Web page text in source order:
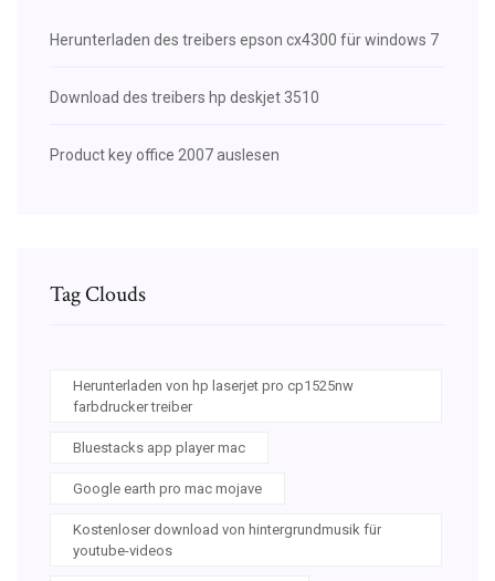
Herunterladen des treibers epson cx4300 für windows 7
Download des treibers hp deskjet 3510
Product key office 2007 auslesen
Tag Clouds
Herunterladen von hp laserjet pro cp1525nw
farbdrucker treiber
Bluestacks app player mac
Google earth pro mac mojave
Kostenloser download von hintergrundmusik für
youtube-videos